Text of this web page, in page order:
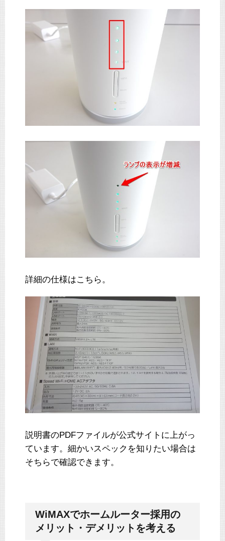
詳細の仕様はこちら。
説明書のPDFファイルが公式サイトに上がっ
ています。細かいスペックを知りたい場合は
そちらで確認できます。
WiMAXでホームルーター採用の
メリット・デメリットを考える